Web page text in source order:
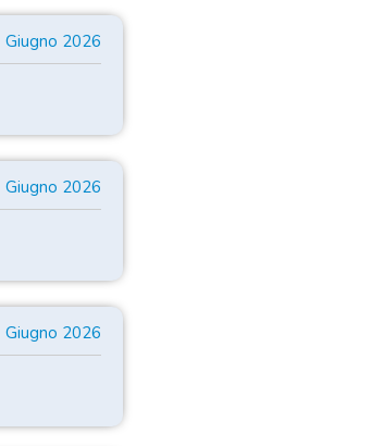
Giugno 2026
Giugno 2026
Giugno 2026